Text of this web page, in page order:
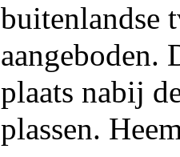
buitenlandse
aangeboden.
plaats nabij
plassen.